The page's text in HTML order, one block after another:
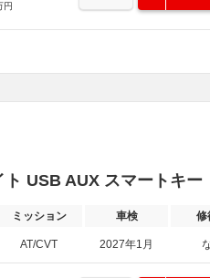
円
USB AUX スマートキー
ミッション 車検 修
AT/CVT 2027年1月